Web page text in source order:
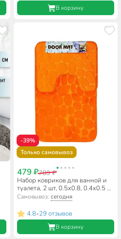
В корзину
-39%
Только самовывоз
479 ₽789 ₽
Набор ковриков для ванной и
туалета, 2 шт, 0.5х0.8, 0.4х0.5 м,
полиэстер, оранжевый,
Камешки, Y9-037
Самовывоз: сегодня
4.8•29 отзывов
В корзину